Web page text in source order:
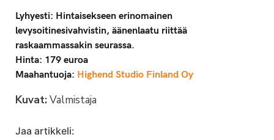
Lyhyesti: Hintaisekseen erinomainen
levysoitinesivahvistin, äänenlaatu riittää
raskaammassakin seurassa.
Hinta: 179 euroa
Maahantuoja: Highend Studio Finland Oy
Kuvat:Valmistaja
Jaa artikkeli: